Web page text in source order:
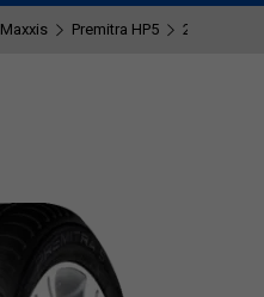
Maxxis Premitra HP5 205/55 R16